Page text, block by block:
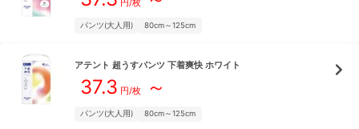
円/枚
パンツ(大人用) 80cm～125cm
アテント 超うすパンツ 下着爽快 ホワイト
37.3 円/枚～
パンツ(大人用) 80cm～125cm